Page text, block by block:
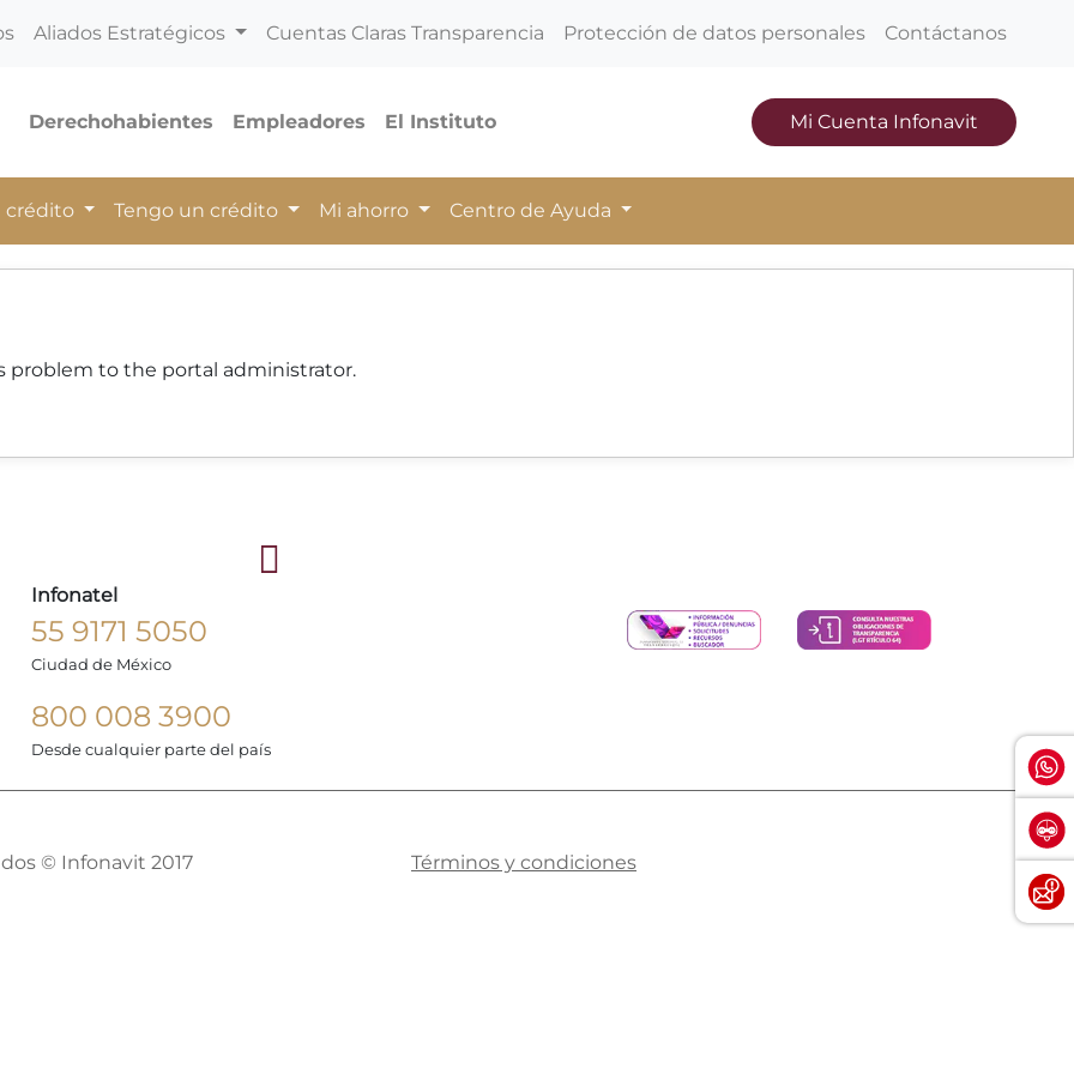
Aliados Estratégicos Cuentas Claras Transparencia Protección de datos personales Contáctanos
Derechohabientes Empleadores El Instituto Mi Cuenta Infonavit
crédito Tengo un crédito Mi ahorro Centro de Ayuda
problem to the portal administrator.
Infonatel
55 9171 5050
Ciudad de México
800 008 3900
Desde cualquier parte del país
© Infonavit 2017 Términos y condiciones